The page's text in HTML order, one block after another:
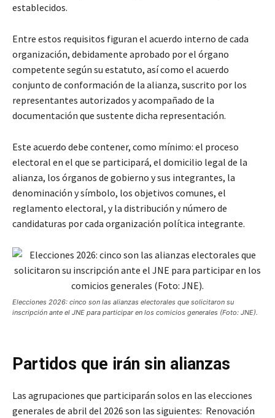
establecidos.
Entre estos requisitos figuran el acuerdo interno de cada
organización, debidamente aprobado por el órgano
competente según su estatuto, así como el acuerdo
conjunto de conformación de la alianza, suscrito por los
representantes autorizados y acompañado de la
documentación que sustente dicha representación.
Este acuerdo debe contener, como mínimo: el proceso
electoral en el que se participará, el domicilio legal de la
alianza, los órganos de gobierno y sus integrantes, la
denominación y símbolo, los objetivos comunes, el
reglamento electoral, y la distribución y número de
candidaturas por cada organización política integrante.
Elecciones 2026: cinco son las alianzas electorales que solicitaron su
inscripción ante el JNE para participar en los comicios generales (Foto: JNE).
Partidos que irán sin alianzas
Las agrupaciones que participarán solos en las elecciones
generales de abril del 2026 son las siguientes: Renovación